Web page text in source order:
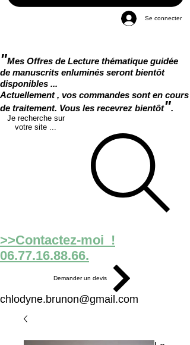
Se connecter
"Mes Offres de Lecture thématique guidée
de manuscrits enluminés seront bientôt
disponibles ...
Actuellement , vos commandes sont en cours
de traitement. Vous les recevrez bientôt".
Je recherche sur
votre site ...
>>Contactez-moi !
06.77.16.88.66.
Demander un devis
chlodyne.brunon@gmail.com